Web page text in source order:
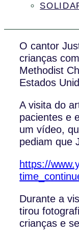
O cantor
crianças
Methodist
Estados
A visita do
pacientes e
um vídeo,
pediam que
https://
Durante a
tirou
crianças e